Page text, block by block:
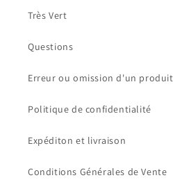
Très Vert
Questions
Erreur ou omission d'un
Politique de confidentialité
Expéditon et livraison
Conditions Générales de Vente